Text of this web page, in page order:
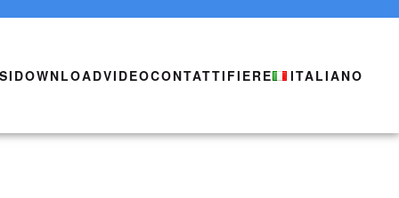
DOWNLOADVIDEOCONTATTI FIERE ITALIANO